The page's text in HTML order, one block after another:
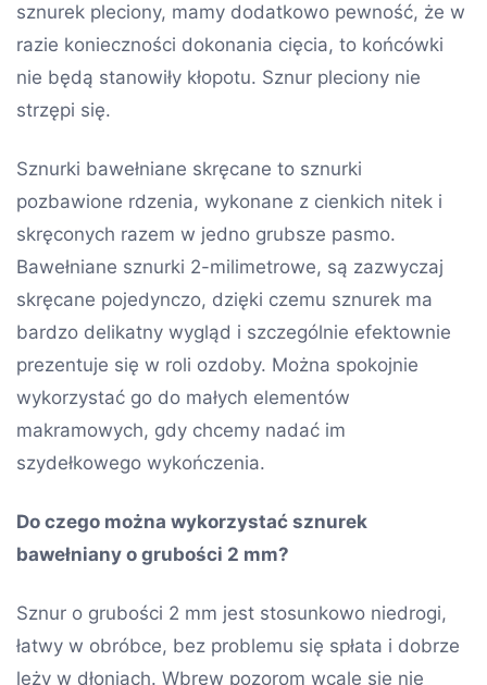
sznurek pleciony, mamy dodatkowo pewność, że w
razie konieczności dokonania cięcia, to końcówki
nie będą stanowiły kłopotu. Sznur pleciony nie
strzępi się.
Sznurki bawełniane skręcane to sznurki
pozbawione rdzenia, wykonane z cienkich nitek i
skręconych razem w jedno grubsze pasmo.
Bawełniane sznurki 2-milimetrowe, są zazwyczaj
skręcane pojedynczo, dzięki czemu sznurek ma
bardzo delikatny wygląd i szczególnie efektownie
prezentuje się w roli ozdoby. Można spokojnie
wykorzystać go do małych elementów
makramowych, gdy chcemy nadać im
szydełkowego wykończenia.
Do czego można wykorzystać sznurek
bawełniany o grubości 2 mm?
Sznur o grubości 2 mm jest stosunkowo niedrogi,
łatwy w obróbce, bez problemu się spłata i dobrze
leży w dłoniach. Wbrew pozorom wcale się nie